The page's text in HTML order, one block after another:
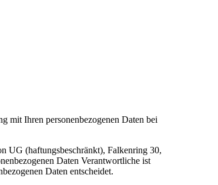
mit Ihren personenbezogenen Daten bei
UG (haftungsbeschränkt), Falkenring 30,
Daten Verantwortliche ist
Daten entscheidet.